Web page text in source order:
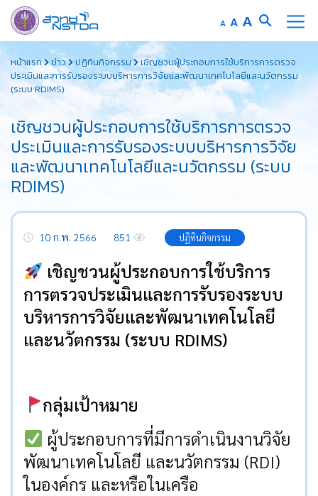
to
content
A Decrease
font
size.
AReset
font
size.
A Increase
font
size.
หน้าแรก ข่าว ปฏิทินกิจกรรม
เชิญชวนผู้ประกอบการใช้บริการการตรวจ
ประเมินและการรับรองระบบบริหารการวิจัยและพัฒนาเทคโนโลยีและนวัตกรรม
(ระบบ RDIMS)
เชิญชวนผู้ประกอบการใช้บริการการตรวจ
ประเมินและการรับรองระบบบริหารการวิจัย
และพัฒนาเทคโนโลยีและนวัตกรรม (ระบบ
RDIMS)
10 ก.พ. 2566 851 ปฏิทินกิจกรรม
เชิญชวนผู้ประกอบการใช้บริการ
การตรวจประเมินและการรับรองระบบ
บริหารการวิจัยและพัฒนาเทคโนโลยี
และนวัตกรรม (ระบบ RDIMS)
กลุ่มเป้าหมาย
ผู้ประกอบการที่มีการดำเนินงานวิจัย
พัฒนาเทคโนโลยี และนวัตกรรม (RDI)
ในองค์กร และหรือในเครือ